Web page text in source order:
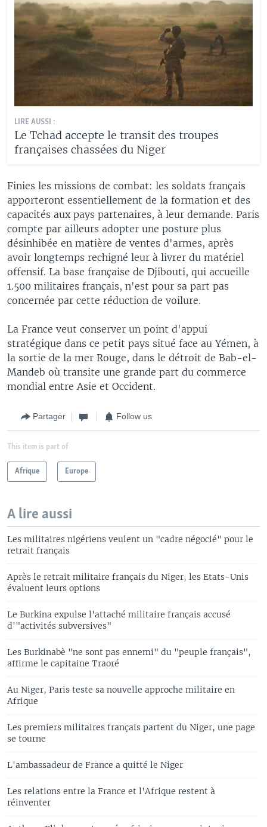
LIRE AUSSI :
Le Tchad accepte le transit des troupes
françaises chassées du Niger
Finies les missions de combat: les soldats français
apporteront essentiellement de la formation et des
capacités aux pays partenaires, à leur demande. Paris
compte par ailleurs adopter une posture plus
désinhibée en matière de ventes d'armes, après
avoir longtemps rechigné leur à livrer du matériel
offensif. La base française de Djibouti, qui accueille
1.500 militaires français, n'est pour sa part pas
concernée par cette réduction de voilure.
La France veut conserver un point d'appui
stratégique dans ce petit pays situé face au Yémen, à
la sortie de la mer Rouge, dans le détroit de Bab-el-
Mandeb où transite une grande part du commerce
mondial entre Asie et Occident.
Partager Follow us
This item is part of
Afrique Europe
A lire aussi
Les militaires nigériens veulent un "cadre négocié" pour le
retrait français
Après le retrait militaire français du Niger, les Etats-Unis
évaluent leurs options
Le Burkina expulse l'attaché militaire français accusé
d'"activités subversives"
Les Burkinabè "ne sont pas ennemi" du "peuple français",
affirme le capitaine Traoré
Au Niger, Paris teste sa nouvelle approche militaire en
Afrique
Les premiers militaires français partent du Niger, une page
se tourne
L'ambassadeur de France a quitté le Niger
Les relations entre la France et l'Afrique restent à
réinventer